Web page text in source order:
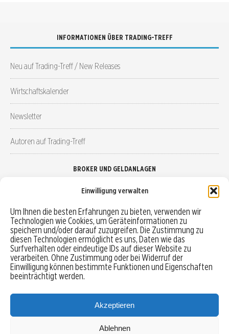
Einwilligung verwalten
Um Ihnen die besten Erfahrungen zu bieten, verwenden wir
Technologien wie Cookies, um Geräteinformationen zu
speichern und/oder darauf zuzugreifen. Die Zustimmung zu
diesen Technologien ermöglicht es uns, Daten wie das
Surfverhalten oder eindeutige IDs auf dieser Website zu
verarbeiten. Ohne Zustimmung oder bei Widerruf der
Einwilligung können bestimmte Funktionen und Eigenschaften
beeinträchtigt werden.
Akzeptieren
Ablehnen
INFORMATIONEN ÜBER TRADING-TREFF
Neu auf Trading-Treff / New Releases
Wirtschaftskalender
Newsletter
Autoren auf Trading-Treff
BROKER UND GELDANLAGEN
Robo-Advisor vergleichen
Depotvergleich
Festgeld vergleichen
Tagesgeld vergleichen